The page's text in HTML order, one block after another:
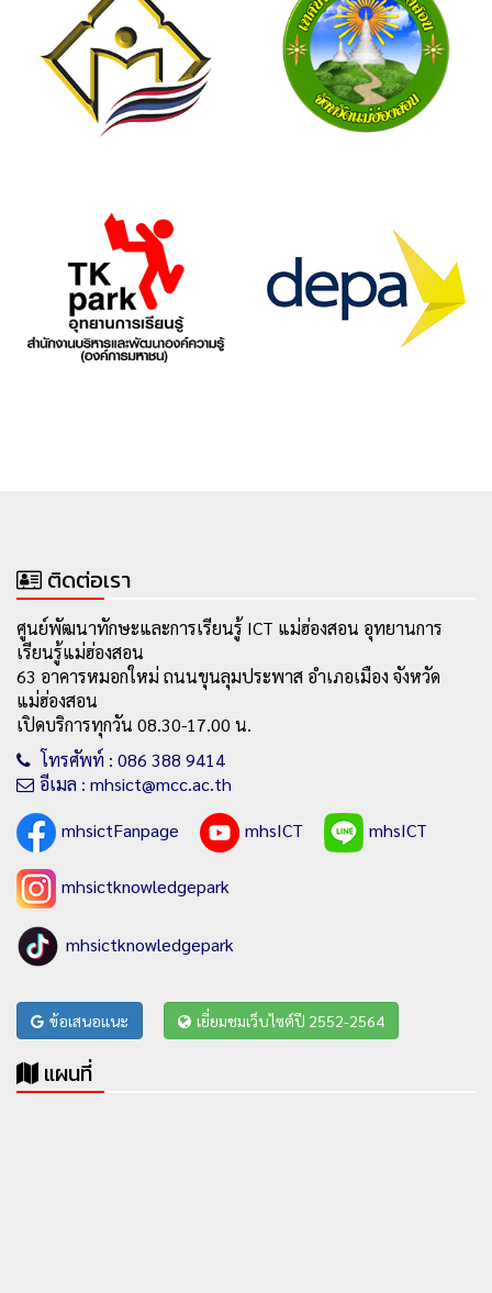
ติดต่อเรา
ศูนย์พัฒนาทักษะและการเรียนรู้ ICT แม่ฮ่องสอน อุทยานการ
เรียนรู้แม่ฮ่องสอน
63 อาคารหมอกใหม่ ถนนขุนลุมประพาส อำเภอเมือง จังหวัด
แม่ฮ่องสอน
เปิดบริการทุกวัน 08.30-17.00 น.
โทรศัพท์ : 086 388 9414
อีเมล : mhsict@mcc.ac.th
mhsictFanpage
mhsICT mhsICT
mhsictknowledgepark
mhsictknowledgepark
ข้อเสนอแนะ เยี่ยมชมเว็บไซต์ปี 2552-2564
แผนที่